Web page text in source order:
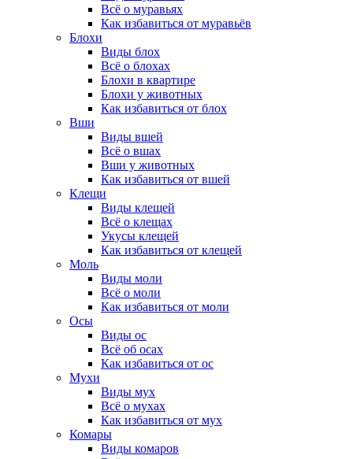
Всё о муравьях
Как избавиться от муравьёв
Блохи
Виды блох
Всё о блохах
Блохи в квартире
Блохи у животных
Как избавиться от блох
Вши
Виды вшей
Всё о вшах
Вши у животных
Как избавиться от вшей
Клещи
Виды клещей
Всё о клещах
Укусы клещей
Как избавиться от клещей
Моль
Виды моли
Всё о моли
Как избавиться от моли
Осы
Виды ос
Всё об осах
Как избавиться от ос
Мухи
Виды мух
Всё о мухах
Как избавиться от мух
Комары
Виды комаров